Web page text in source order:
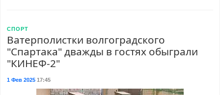
СПОРТ
Ватерполистки волгоградского
"Спартака" дважды в гостях обыграли
"КИНЕФ-2"
1 Фев 202517:45